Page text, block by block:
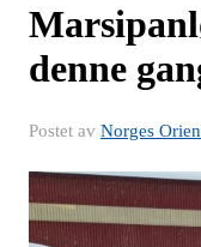
denne
Postet av Norges